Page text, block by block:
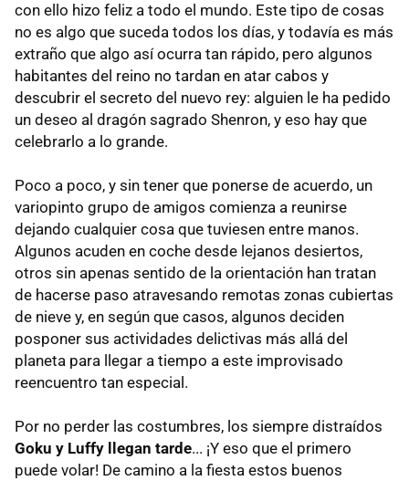
con ello hizo feliz a todo el mundo. Este tipo de cosas
no es algo que suceda todos los días, y todavía es más
extraño que algo así ocurra tan rápido, pero algunos
habitantes del reino no tardan en atar cabos y
descubrir el secreto del nuevo rey: alguien le ha pedido
un deseo al dragón sagrado Shenron, y eso hay que
celebrarlo a lo grande.
Poco a poco, y sin tener que ponerse de acuerdo, un
variopinto grupo de amigos comienza a reunirse
dejando cualquier cosa que tuviesen entre manos.
Algunos acuden en coche desde lejanos desiertos,
otros sin apenas sentido de la orientación han tratan
de hacerse paso atravesando remotas zonas cubiertas
de nieve y, en según que casos, algunos deciden
posponer sus actividades delictivas más allá del
planeta para llegar a tiempo a este improvisado
reencuentro tan especial.
Por no perder las costumbres, los siempre distraídos
Goku y Luffy llegan tarde... ¡Y eso que el primero
puede volar! De camino a la fiesta estos buenos